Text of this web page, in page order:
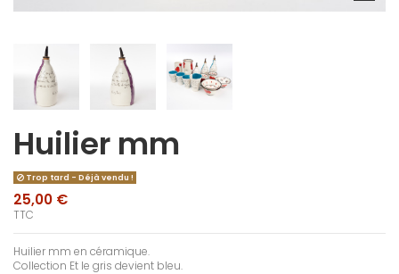
Huilier mm
Trop tard - Déjà vendu !
25,00 €
TTC
Huilier mm en céramique.
Collection Et le gris devient bleu.